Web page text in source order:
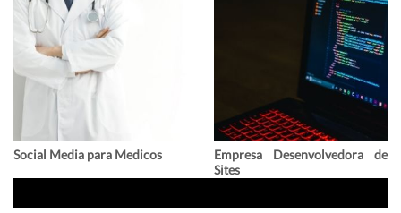
Social Media para Medicos
Empresa Desenvolvedora de
Sites